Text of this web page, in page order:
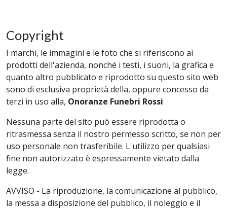
Copyright
I marchi, le immagini e le foto che si riferiscono ai
prodotti dell'azienda, nonché i testi, i suoni, la grafica e
quanto altro pubblicato e riprodotto su questo sito web
sono di esclusiva proprietà della, oppure concesso da
terzi in uso alla, Onoranze Funebri Rossi
Nessuna parte del sito può essere riprodotta o
ritrasmessa senza il nostro permesso scritto, se non per
uso personale non trasferibile. L'utilizzo per qualsiasi
fine non autorizzato è espressamente vietato dalla
legge.
AVVISO - La riproduzione, la comunicazione al pubblico,
la messa a disposizione del pubblico, il noleggio e il